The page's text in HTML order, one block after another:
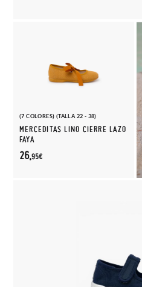
(7 COLORES) (TALLA 22 - 38)
MERCEDITAS LINO CIERRE LAZO
FAYA
26,95€